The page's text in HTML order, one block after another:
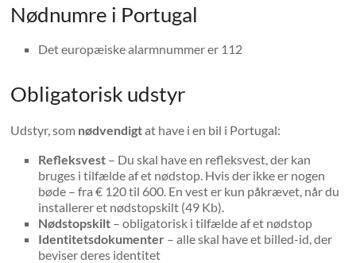
Nødnumre i Portugal
Det europæiske alarmnummer er 112
Obligatorisk udstyr
Udstyr, som nødvendigtat have i en bil i Portugal:
Refleksvest – Du skal have en refleksvest, der kan
bruges i tilfælde af et nødstop. Hvis der ikke er nogen
bøde – fra € 120 til 600. En vest er kun påkrævet, når du
installerer et nødstopskilt (49 Kb).
Nødstopskilt – obligatorisk i tilfælde af et nødstop
Identitetsdokumenter – alle skal have et billed-id, der
beviser deres identitet